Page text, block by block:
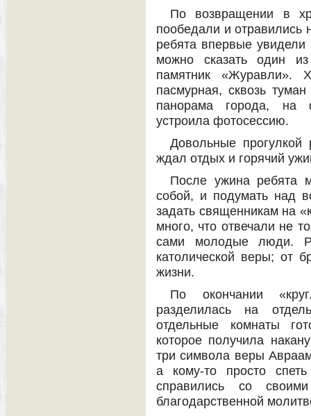
По возвращении в
пообедали и отравились
ребята впервые увидели
можно сказать один
памятник «Журавли».
пасмурная, сквозь
панорама города, на
устроила фотосессию.
Довольные
ждал отдых и горячий
После ужина ребята
собой, и подумать над
задать священникам на
много, что отвечали не
сами молодые люди.
католической веры; от
жизни.
По окончании
разделилась на
отдельные комнаты
которое получила
три символа веры
а кому-то просто
справились со
благодарственной